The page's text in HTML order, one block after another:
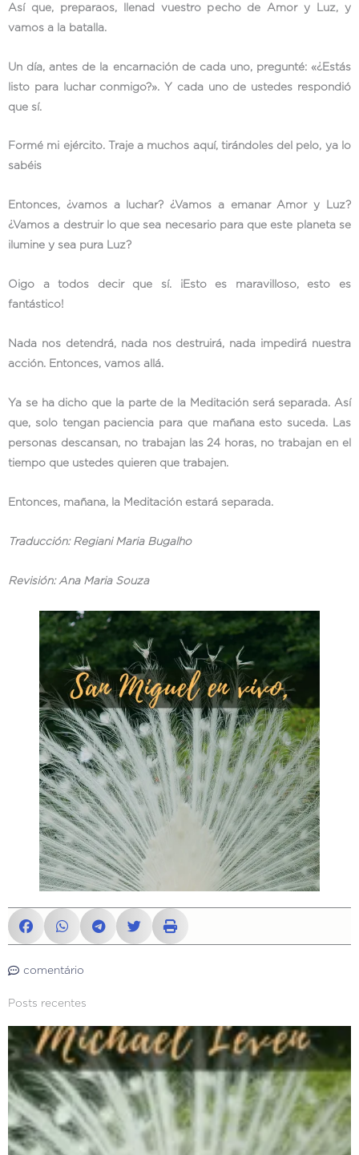
Así que, preparaos, llenad vuestro pecho de Amor y Luz, y
vamos a la batalla.
Un día, antes de la encarnación de cada uno, pregunté: «¿Estás
listo para luchar conmigo?». Y cada uno de ustedes respondió
que sí.
Formé mi ejército. Traje a muchos aquí, tirándoles del pelo, ya lo
sabéis
Entonces, ¿vamos a luchar? ¿Vamos a emanar Amor y Luz?
¿Vamos a destruir lo que sea necesario para que este planeta se
ilumine y sea pura Luz?
Oigo a todos decir que sí. ¡Esto es maravilloso, esto es
fantástico!
Nada nos detendrá, nada nos destruirá, nada impedirá nuestra
acción. Entonces, vamos allá.
Ya se ha dicho que la parte de la Meditación será separada. Así
que, solo tengan paciencia para que mañana esto suceda. Las
personas descansan, no trabajan las 24 horas, no trabajan en el
tiempo que ustedes quieren que trabajen.
Entonces, mañana, la Meditación estará separada.
Traducción: Regiani Maria Bugalho
Revisión: Ana Maria Souza
comentário
Posts recentes